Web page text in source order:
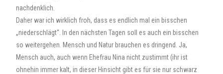
nachdenklich.
Daher war ich wirklich froh, dass es endlich mal ein bisschen
„niederschlägt“. In den nächsten Tagen soll es auch ein bisschen
so weitergehen. Mensch und Natur brauchen es dringend. Ja,
Mensch auch, auch wenn Ehefrau Nina nicht zustimmt (ihr ist
ohnehin immer kalt, in dieser Hinsicht gibt es für sie nur schwarz